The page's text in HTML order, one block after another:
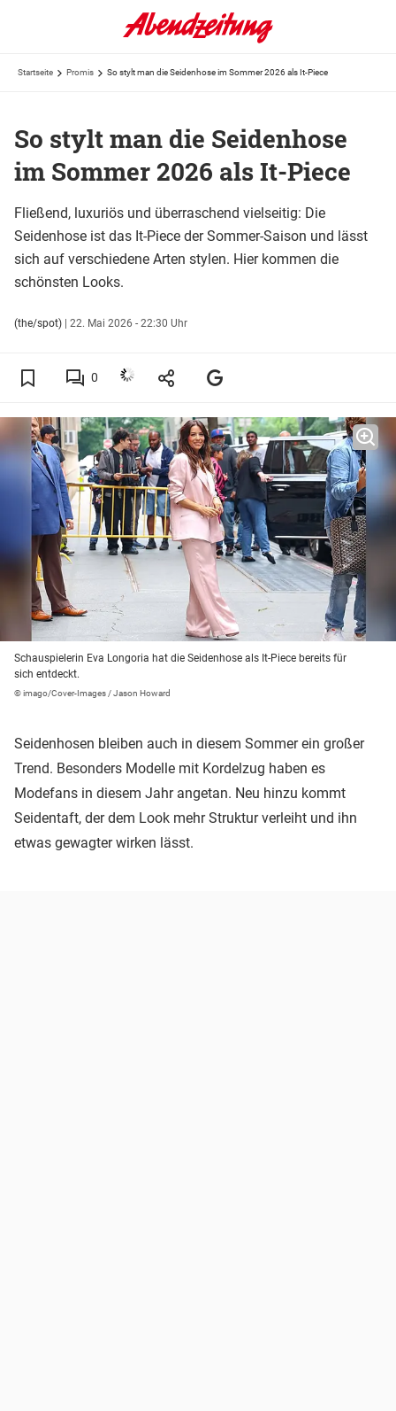
Startseite Promis So stylt man die Seidenhose im Sommer 2026 als It-Piece
So stylt man die Seidenhose
im Sommer 2026 als It-Piece
Fließend, luxuriös und überraschend vielseitig: Die
Seidenhose ist das It-Piece der Sommer-Saison und lässt
sich auf verschiedene Arten stylen. Hier kommen die
schönsten Looks.
(the/spot) | 22. Mai 2026 - 22:30 Uhr
0
Schauspielerin Eva Longoria hat die Seidenhose als It-Piece bereits für
sich entdeckt.
© imago/Cover-Images / Jason Howard
Seidenhosen bleiben auch in diesem Sommer ein großer
Trend. Besonders Modelle mit Kordelzug haben es
Modefans in diesem Jahr angetan. Neu hinzu kommt
Seidentaft, der dem Look mehr Struktur verleiht und ihn
etwas gewagter wirken lässt.